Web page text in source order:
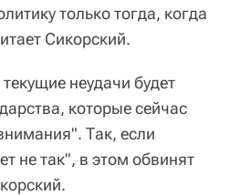
только тогда, когда
Сикорский.
неудачи будет
которые сейчас
Так, если
не так", в этом обвинят